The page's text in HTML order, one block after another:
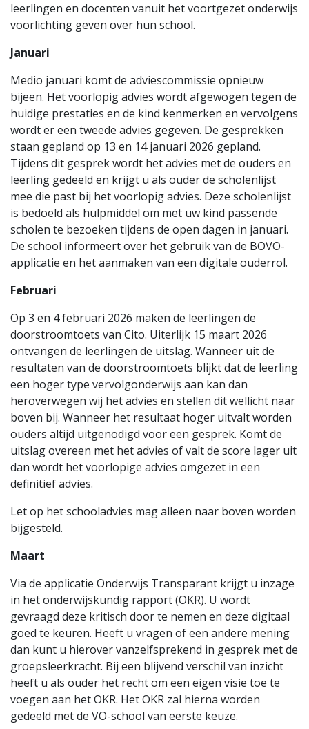
leerlingen en docenten vanuit het voortgezet onderwijs
voorlichting geven over hun school.
Januari
Medio januari komt de adviescommissie opnieuw
bijeen. Het voorlopig advies wordt afgewogen tegen de
huidige prestaties en de kind kenmerken en vervolgens
wordt er een tweede advies gegeven. De gesprekken
staan gepland op 13 en 14 januari 2026 gepland.
Tijdens dit gesprek wordt het advies met de ouders en
leerling gedeeld en krijgt u als ouder de scholenlijst
mee die past bij het voorlopig advies. Deze scholenlijst
is bedoeld als hulpmiddel om met uw kind passende
scholen te bezoeken tijdens de open dagen in januari.
De school informeert over het gebruik van de BOVO-
applicatie en het aanmaken van een digitale ouderrol.
Februari
Op 3 en 4 februari 2026 maken de leerlingen de
doorstroomtoets van Cito. Uiterlijk 15 maart 2026
ontvangen de leerlingen de uitslag. Wanneer uit de
resultaten van de doorstroomtoets blijkt dat de leerling
een hoger type vervolgonderwijs aan kan dan
heroverwegen wij het advies en stellen dit wellicht naar
boven bij. Wanneer het resultaat hoger uitvalt worden
ouders altijd uitgenodigd voor een gesprek. Komt de
uitslag overeen met het advies of valt de score lager uit
dan wordt het voorlopige advies omgezet in een
definitief advies.
Let op het schooladvies mag alleen naar boven worden
bijgesteld.
Maart
Via de applicatie Onderwijs Transparant krijgt u inzage
in het onderwijskundig rapport (OKR). U wordt
gevraagd deze kritisch door te nemen en deze digitaal
goed te keuren. Heeft u vragen of een andere mening
dan kunt u hierover vanzelfsprekend in gesprek met de
groepsleerkracht. Bij een blijvend verschil van inzicht
heeft u als ouder het recht om een eigen visie toe te
voegen aan het OKR. Het OKR zal hierna worden
gedeeld met de VO-school van eerste keuze.